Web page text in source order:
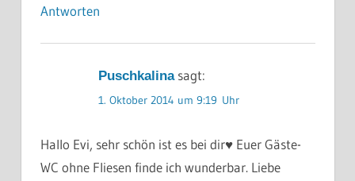
Antworten
Puschkalina sagt:
1. Oktober 2014 um 9:19 Uhr
Hallo Evi, sehr schön ist es bei dir♥ Euer Gäste-
WC ohne Fliesen finde ich wunderbar. Liebe